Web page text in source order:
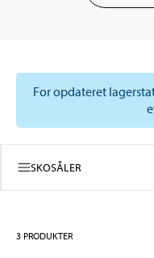
For opdateret
SKOSÅLER
3 PRODUKTER